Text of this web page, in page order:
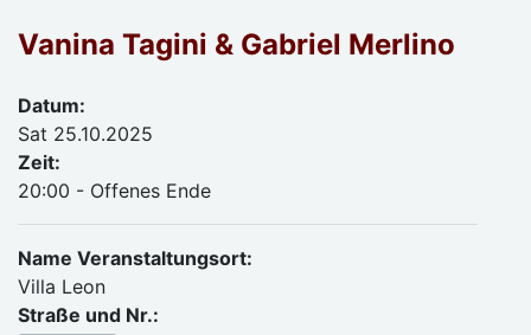
Vanina Tagini & Gabriel Merlino
Datum:
Sat 25.10.2025
Zeit:
20:00 - Offenes Ende
Name Veranstaltungsort:
Villa Leon
Straße und Nr.: